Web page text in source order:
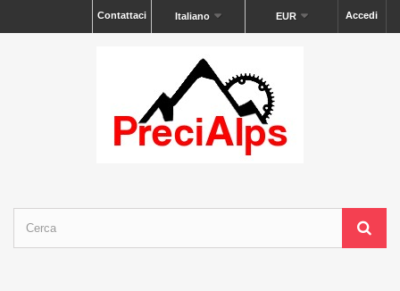
Accedi
EUR
Italiano
Contattaci